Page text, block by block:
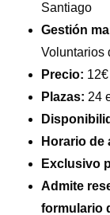
Santiago
Gestión
Voluntarios
Precio: 12€
Plazas: 24
Horario de
Exclusivo
Admite
formulario